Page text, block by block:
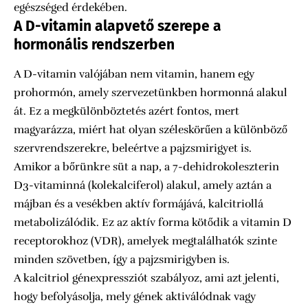
egészséged érdekében.
A D-vitamin alapvető szerepe a
hormonális rendszerben
A D-vitamin valójában nem vitamin, hanem egy
prohormón, amely szervezetünkben hormonná alakul
át. Ez a megkülönböztetés azért fontos, mert
magyarázza, miért hat olyan széleskörűen a különböző
szervrendszerekre, beleértve a pajzsmirigyet is.
Amikor a bőrünkre süt a nap, a 7-dehidrokoleszterin
D3-vitaminná (kolekalciferol) alakul, amely aztán a
májban és a vesékben aktív formájává, kalcitriollá
metabolizálódik. Ez az aktív forma kötődik a vitamin D
receptorokhoz (VDR), amelyek megtalálhatók szinte
minden szövetben, így a pajzsmirigyben is.
A kalcitriol génexpressziót szabályoz, ami azt jelenti,
hogy befolyásolja, mely gének aktiválódnak vagy